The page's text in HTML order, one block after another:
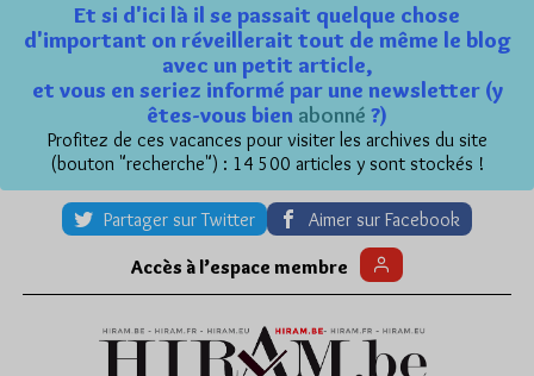
Et si d'ici là il se passait quelque chose
d'important on réveillerait tout de même le blog
avec un petit article,
et vous en seriez informé par une newsletter (y
êtes-vous bien abonné ?)
Profitez de ces vacances pour visiter les archives du site
(bouton "recherche") : 14 500 articles y sont stockés !
Partager sur Twitter Aimer sur Facebook
Accès à l’espace membre